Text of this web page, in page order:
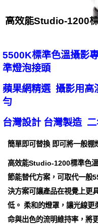
高效能Studio-1200
5500K標準色溫攝影
準燈泡接頭
蘋果網精選 攝影用
勻
台灣設計 台灣製造 二
簡單即可替換 即可將一般棚
高效能Studio-1200標準色
節能替代方案，可取代一般
決方案可讓產品在視覺上更
低。 柔和的燈罩，讓光線更
命與出色的流明維持率，將